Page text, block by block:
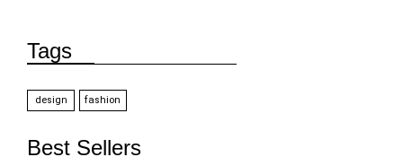
Tags
design fashion
Best Sellers